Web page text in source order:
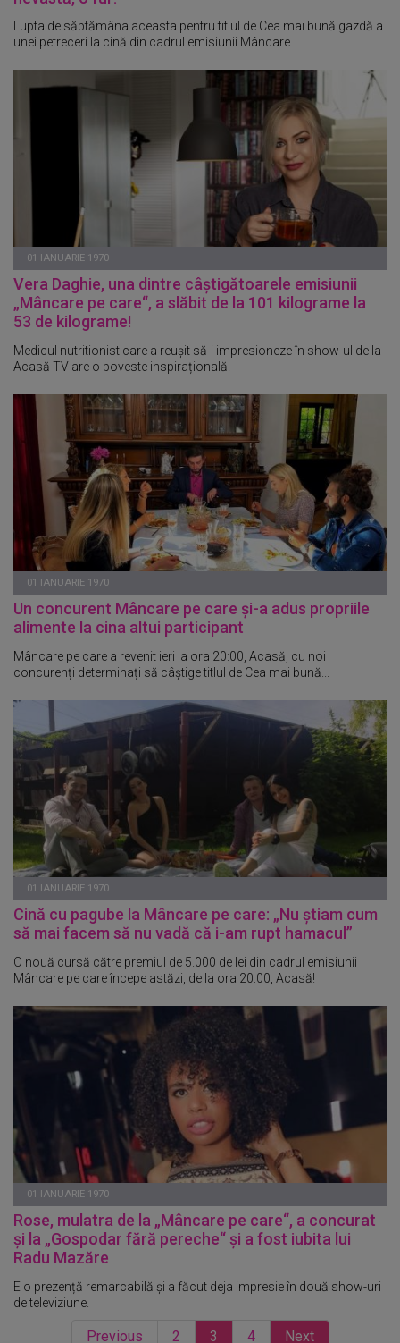
Lupta de săptămâna aceasta pentru titlul de Cea mai bună gazdă a
unei petreceri la cină din cadrul emisiunii Mâncare...
01 IANUARIE 1970
Vera Daghie, una dintre câștigătoarele emisiunii
„Mâncare pe care“, a slăbit de la 101 kilograme la
53 de kilograme!
Medicul nutritionist care a reușit să-i impresioneze în show-ul de la
Acasă TV are o poveste inspirațională.
01 IANUARIE 1970
Un concurent Mâncare pe care și-a adus propriile
alimente la cina altui participant
Mâncare pe care a revenit ieri la ora 20:00, Acasă, cu noi
concurenți determinați să câștige titlul de Cea mai bună...
01 IANUARIE 1970
Cină cu pagube la Mâncare pe care: „Nu știam cum
să mai facem să nu vadă că i-am rupt hamacul”
O nouă cursă către premiul de 5.000 de lei din cadrul emisiunii
Mâncare pe care începe astăzi, de la ora 20:00, Acasă!
01 IANUARIE 1970
Rose, mulatra de la „Mâncare pe care“, a concurat
și la „Gospodar fără pereche“ și a fost iubita lui
Radu Mazăre
E o prezență remarcabilă și a făcut deja impresie în două show-uri
de televiziune.
Previous 2 3 4 Next